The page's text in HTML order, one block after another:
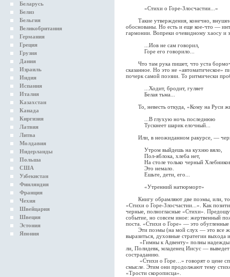
Беларусь
Белиз
Бельгия
Великобритания
Германия
Греция
Грузия
Дания
Израиль
Индия
Испания
Италия
Казахстан
Канада
Киргизия
Латвия
Литва
Молдавия
Нидерланды
Польша
США
Узбекистан
Финляндия
Франция
Чехия
Швейцария
Швеция
Эстония
Япония
«Стихи о Горе-Злосчастии...»
Такие утверждения, конечно,
обоснованы. Но есть и еще кое-что —
гармонии. Вопреки очевидному хаосу и
...Иов не сам говорил,
Горе его говорило...
Что там рука пишет, что уста
сказанное. Но это не «автоматическое»
почерк самой поэзии. То ритмически
...Ходит, бродит, гуляет
Белая тьма...
То, невесть откуда, «Кому на Руси
...В глухую ночь последнюю
Тускнеет шарик елочный...
Или, в неожиданном ракурсе, —
Утром выйдешь на кухню вяло,
Пол-яблока, хлеба нет,
На столе только черный
Это немало.
Ешьте, дети, его...
«Утренний натюрморт»
Книгу обрамляют две поэмы, или,
«Стихи о Горе-Злосчастии...». Как
черные, полногласные «Стихи».
событие, но совсем иное: жертвенный
поста. «Стихи о Горе» — это
Эти поэмы (на мой слух — это все же
выразиться, духовные стратегии выхода
«Гимны к Адвенту» полны надежды
ли, Полидевк, младенец Иисус —
состраданию.
«Стихи о Горе…» говорят о цене
смысле. Этим они продолжают тему
«Трости скорописца».